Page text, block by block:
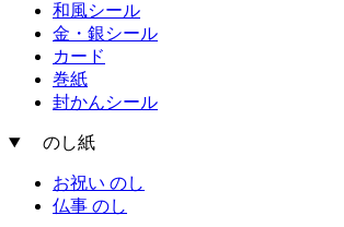
和風シール
金・銀シール
カード
巻紙
封かんシール
のし紙
お祝い のし
仏事 のし